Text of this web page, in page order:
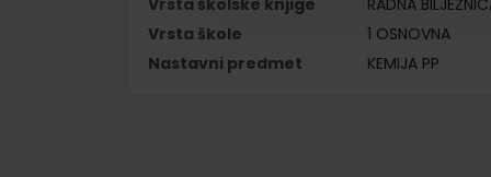
Vrsta školske knjige
RADNA
Vrsta škole
1 OSNOVNA
Nastavni predmet
KEMIJA PP